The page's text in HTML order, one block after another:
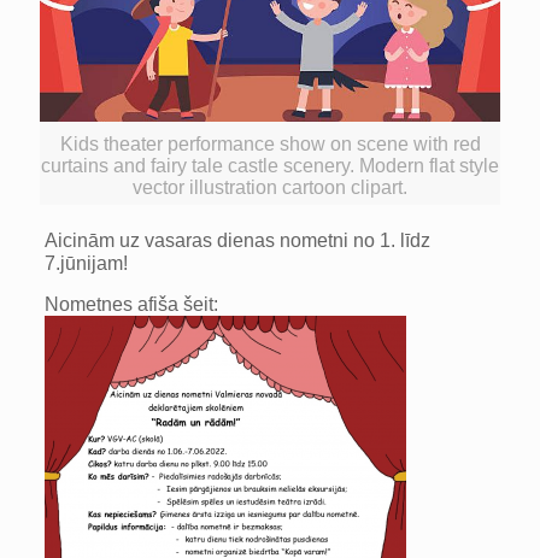
Kids theater performance show on scene with red
curtains and fairy tale castle scenery. Modern flat style
vector illustration cartoon clipart.
Aicinām uz vasaras dienas nometni no 1. līdz
7.jūnijam!
Nometnes afiša šeit: